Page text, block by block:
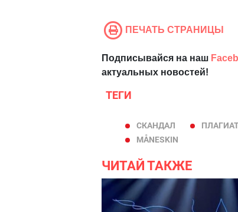
ПЕЧАТЬ СТРАНИЦЫ
Подписывайся на наш
актуальных новостей!
ТЕГИ
СКАНДАЛ
MÅNESKIN
ЧИТАЙ ТАКЖЕ